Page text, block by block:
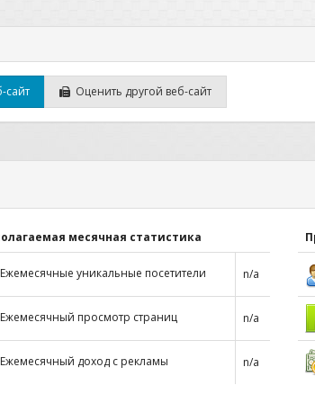
сайт Оценить другой веб-сайт
месячная статистика
Ежемесячные уникальные посетители n/a
Ежемесячный просмотр страниц n/a
Ежемесячный доход с рекламы n/a